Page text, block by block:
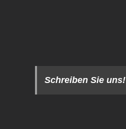
Schreiben Sie uns!